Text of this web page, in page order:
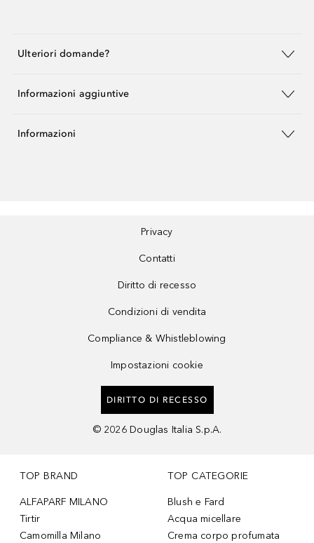
Ulteriori domande?
Informazioni aggiuntive
Informazioni
Privacy
Contatti
Diritto di recesso
Condizioni di vendita
Compliance & Whistleblowing
Impostazioni cookie
DIRITTO DI RECESSO
© 2026 Douglas Italia S.p.A.
TOP BRAND
ALFAPARF MILANO
Tirtir
Camomilla Milano
TOP CATEGORIE
Blush e Fard
Acqua micellare
Crema corpo profumata